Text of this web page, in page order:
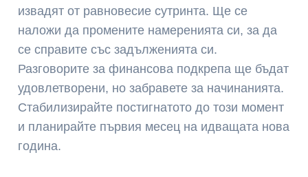
извадят от равновесие сутринта. Ще се
наложи да промените намеренията си, за да
се справите със задълженията си.
Разговорите за финансова подкрепа ще бъдат
удовлетворени, но забравете за начинанията.
Стабилизирайте постигнатото до този момент
и планирайте първия месец на идващата нова
година.